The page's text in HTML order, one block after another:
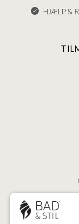
HJÆLP &
2100